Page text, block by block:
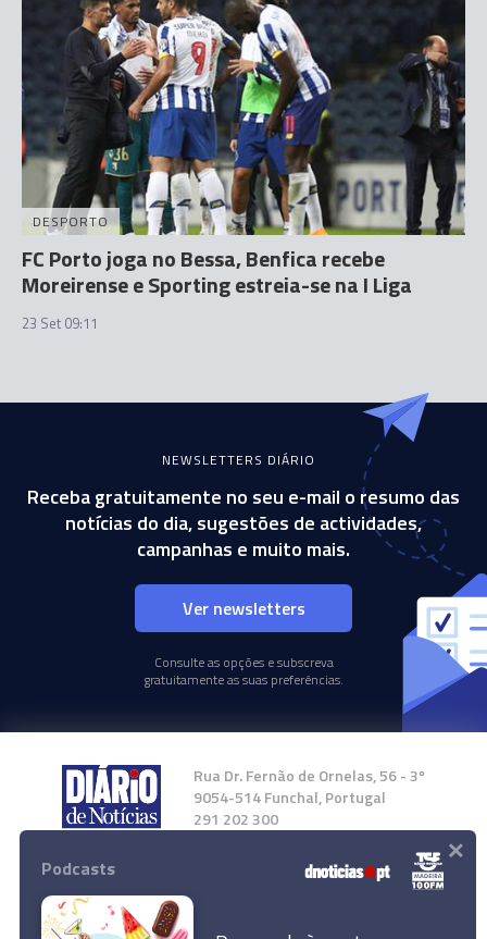
DESPORTO
FC Porto joga no Bessa, Benfica recebe
Moreirense e Sporting estreia-se na I Liga
23 Set 09:11
NEWSLETTERS DIÁRIO
Receba gratuitamente no seu e-mail o resumo das
notícias do dia, sugestões de actividades,
campanhas e muito mais.
Ver newsletters
Consulte as opções e subscreva
gratuitamente as suas preferências.
Rua Dr. Fernão de Ornelas, 56 - 3º
9054-514 Funchal, Portugal
291 202 300
Instale a nossa App
Podcasts ×